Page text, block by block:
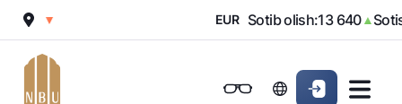
▼ EUR Sotib olish:13 640▲Sotish: